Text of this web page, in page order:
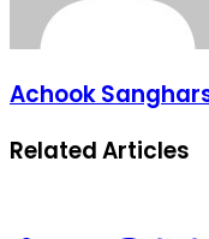
Achook
Related Articles